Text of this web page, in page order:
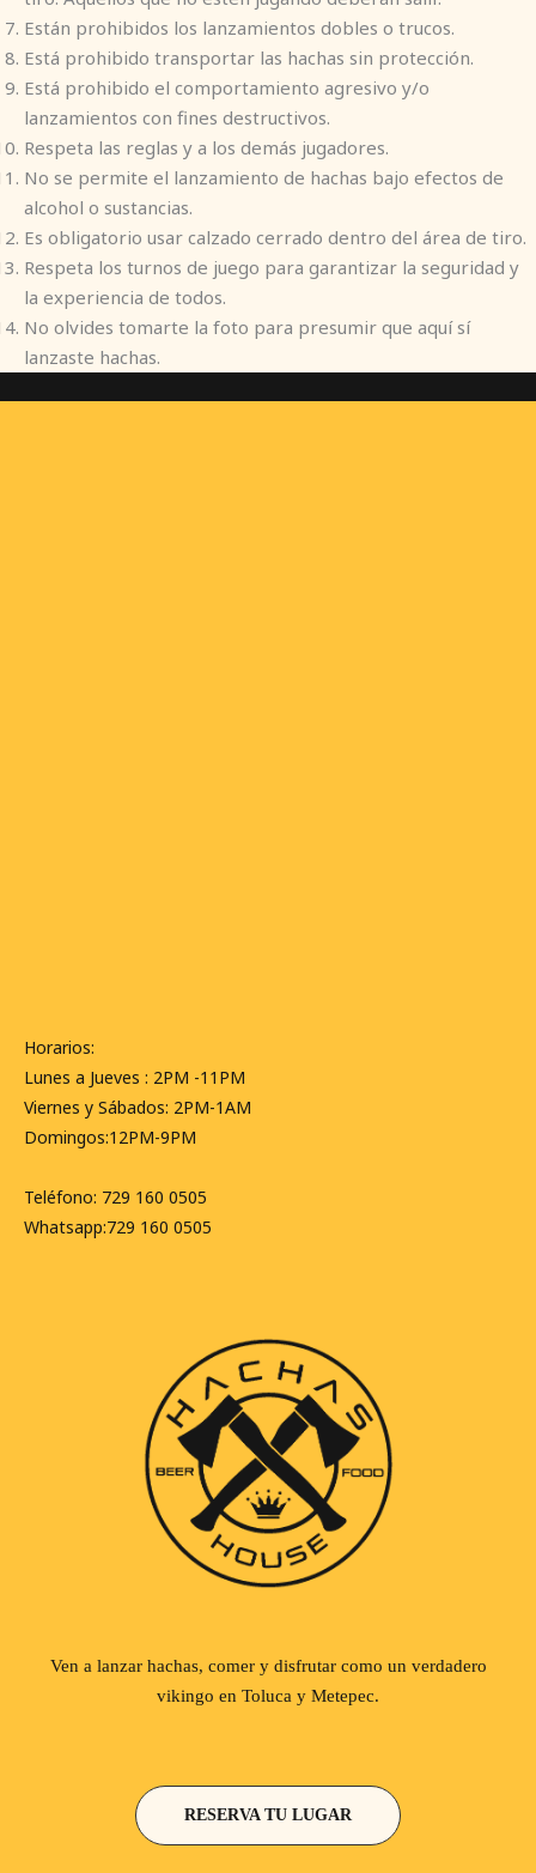
Están prohibidos los lanzamientos dobles o trucos.
Está prohibido transportar las hachas sin protección.
Está prohibido el comportamiento agresivo y/o
lanzamientos con fines destructivos.
Respeta las reglas y a los demás jugadores.
No se permite el lanzamiento de hachas bajo efectos de
alcohol o sustancias.
Es obligatorio usar calzado cerrado dentro del área de tiro.
Respeta los turnos de juego para garantizar la seguridad y
la experiencia de todos.
No olvides tomarte la foto para presumir que aquí sí
lanzaste hachas.
Horarios:
Lunes a Jueves : 2PM -11PM
Viernes y Sábados: 2PM-1AM
Domingos:12PM-9PM
Teléfono: 729 160 0505
Whatsapp:729 160 0505
Ven a lanzar hachas, comer y disfrutar como un verdadero
vikingo en Toluca y Metepec.
RESERVA TU LUGAR